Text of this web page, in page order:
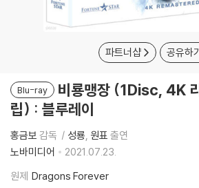
파트너샵 공유하
Blu-ray
비룡맹장 (1Disc, 4K
립) : 블루레이
홍금보 감독 성룡 원표 출연
노바미디어
2021.07.23.
원제 Dragons Forever